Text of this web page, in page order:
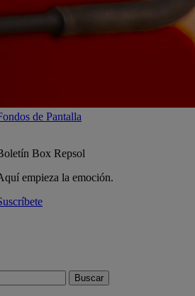
de Pantalla
Box Repsol
empieza la emoción.